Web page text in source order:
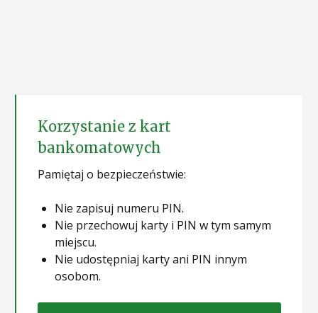
Korzystanie z kart
bankomatowych
Pamiętaj o bezpieczeństwie:
Nie zapisuj numeru PIN.
Nie przechowuj karty i PIN w tym samym
miejscu.
Nie udostępniaj karty ani PIN innym
osobom.